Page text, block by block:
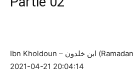
Ibn Kholdoun – ابن خلدون (Ramadan 2021 épisode du
2021-04-21 20:04:14